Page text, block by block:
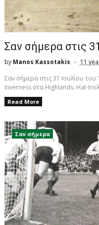
Σαν σήμερα στις
by Manos Kassotakis
11
Σαν σήμερα στις 31 Ιουλίου του
Inverness στα Highlands. Ηat-
Read More
Σαν σήμερα